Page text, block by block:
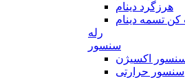
هرزگرد دینام
تسمه دینام
رله
سنسور
اکسیژن
سنسور حرارتی